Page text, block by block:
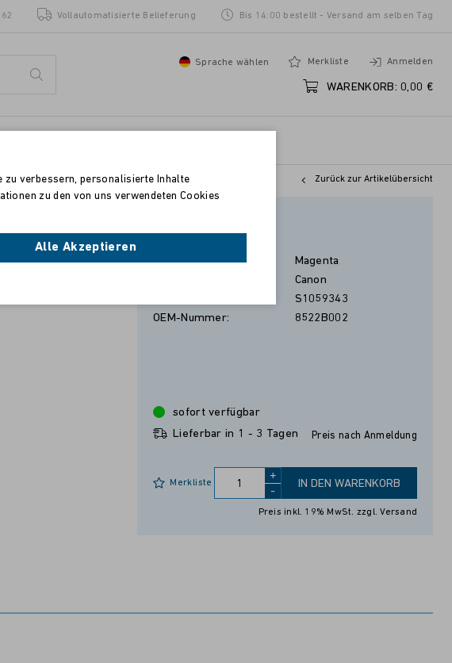
Vollautomatisierte Belieferung Bis 14:00 bestellt - Versand am selben Tag
Sprache wählen Merkliste Anmelden
WARENKORB: 0,00 €
Zurück zur Artikelübersicht
Farbe:
Magenta
Canon
S1059343
OEM-Nummer:
8522B002
Preis nach Anmeldung
sofort verfügbar
Lieferbar in 1 - 3 Tagen
+
-
IN DEN WARENKORB
Merkliste
Preis inkl. 19% MwSt. zzgl. Versand
zu verbessern, personalisierte Inhalte
zu den von uns verwendeten Cookies
Alle Akzeptieren